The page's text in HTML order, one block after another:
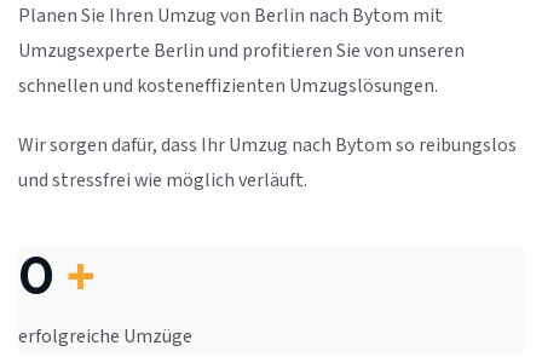
Planen Sie Ihren Umzug von Berlin nach Bytom mit
Umzugsexperte Berlin und profitieren Sie von unseren
schnellen und kosteneffizienten Umzugslösungen.
Wir sorgen dafür, dass Ihr Umzug nach Bytom so reibungslos
und stressfrei wie möglich verläuft.
0 +
erfolgreiche Umzüge